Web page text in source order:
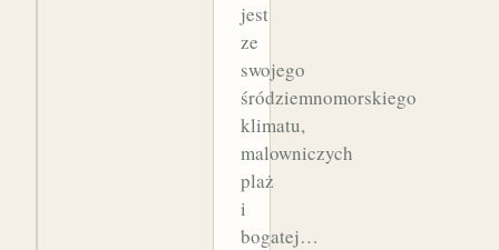
jest
ze
swojego
śródziemnomorskiego
klimatu,
malowniczych
plaż
i
bogatej…